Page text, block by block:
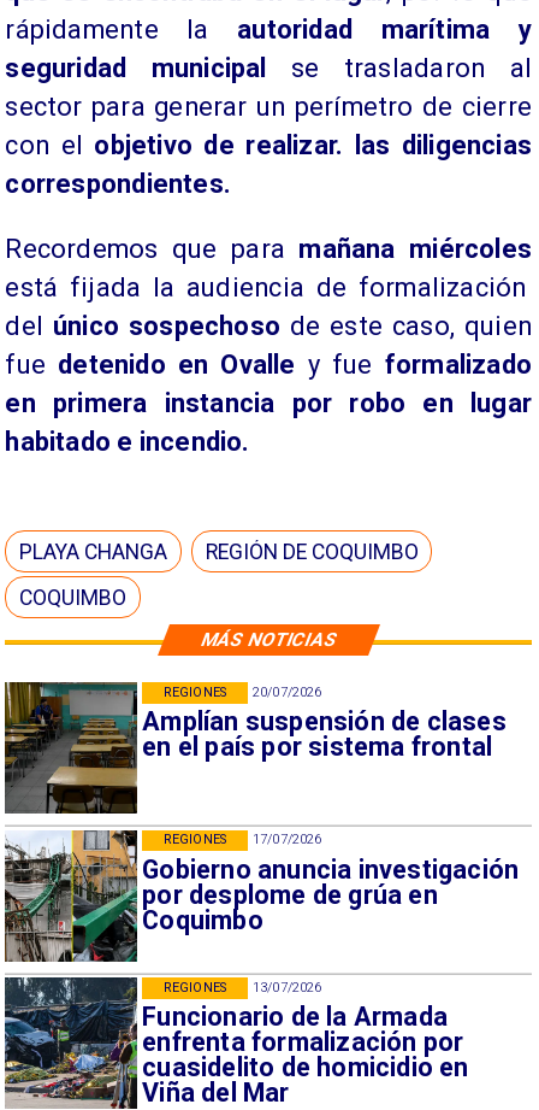
MÁS NOTICIAS
20/07/2026
Amplían suspensión de clases
en el país por sistema frontal
REGIONES
17/07/2026
Gobierno anuncia investigación
por desplome de grúa en
Coquimbo
REGIONES
13/07/2026
Funcionario de la Armada
enfrenta formalización por
cuasidelito de homicidio en
Viña del Mar
REGIONES
rápidamente la autoridad marítima y
seguridad municipal
se trasladaron al
sector para generar un perímetro de cierre
con el objetivo de realizar. las diligencias
correspondientes.
Recordemos que para mañana miércoles
está fijada la audiencia de formalización
del único sospechoso de este caso, quien
fue detenido en Ovalle y fue formalizado
en primera instancia por robo en lugar
habitado e incendio.
PLAYA CHANGA
REGIÓN DE COQUIMBO
COQUIMBO